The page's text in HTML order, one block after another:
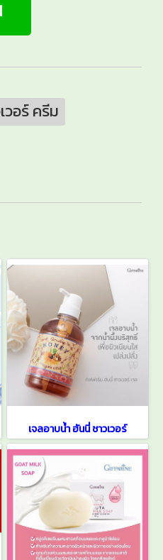
วอร์ ครีม
เจลอาบน้ำ ฮันนี่ ชาวเวอร์